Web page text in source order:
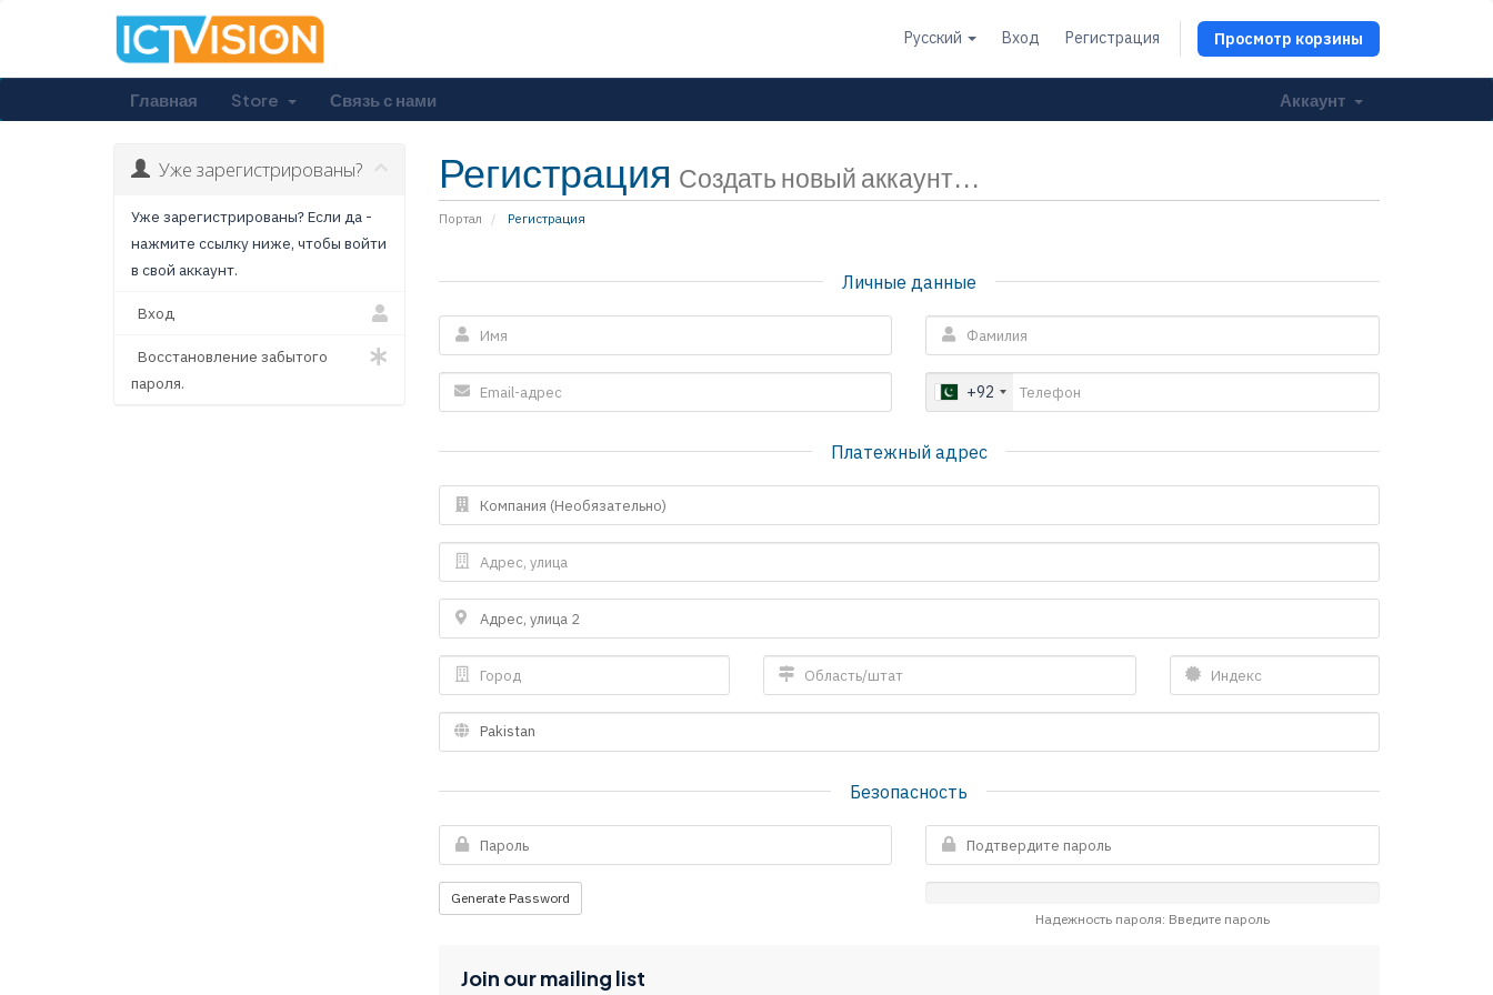
Русский Вход Регистрация Просмотр корзины
Главная Store Связь с нами Аккаунт
Регистрация Создать новый аккаунт...
Портал Регистрация
Уже зарегистрированы?
Уже зарегистрированы? Если да -
нажмите ссылку ниже, чтобы войти
в свой аккаунт.
Вход
Восстановление забытого
пароля.
Личные данные
+92
Платежный адрес
Безопасность
Generate Password
Надежность пароля: Введите пароль
Join our mailing list